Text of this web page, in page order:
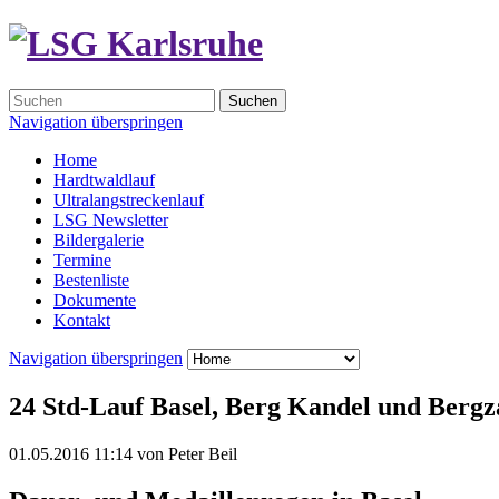
Suchen
Navigation überspringen
Home
Hardtwaldlauf
Ultralangstreckenlauf
LSG Newsletter
Bildergalerie
Termine
Bestenliste
Dokumente
Kontakt
Navigation überspringen
24 Std-Lauf Basel, Berg Kandel und
01.05.2016 11:14 von Peter Beil